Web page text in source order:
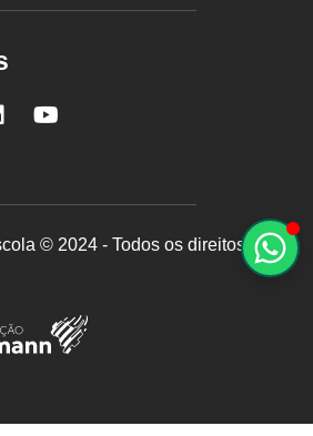
Nova
LinkedInYouTube
© 2024 - Todos os direitos